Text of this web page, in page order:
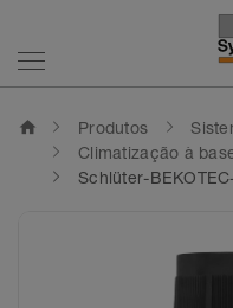
home Produtos
Climatização à
Schlüter-